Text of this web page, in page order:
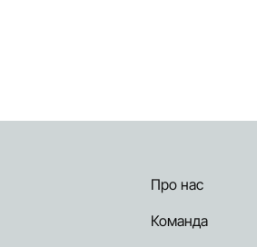
Про нас
Команда